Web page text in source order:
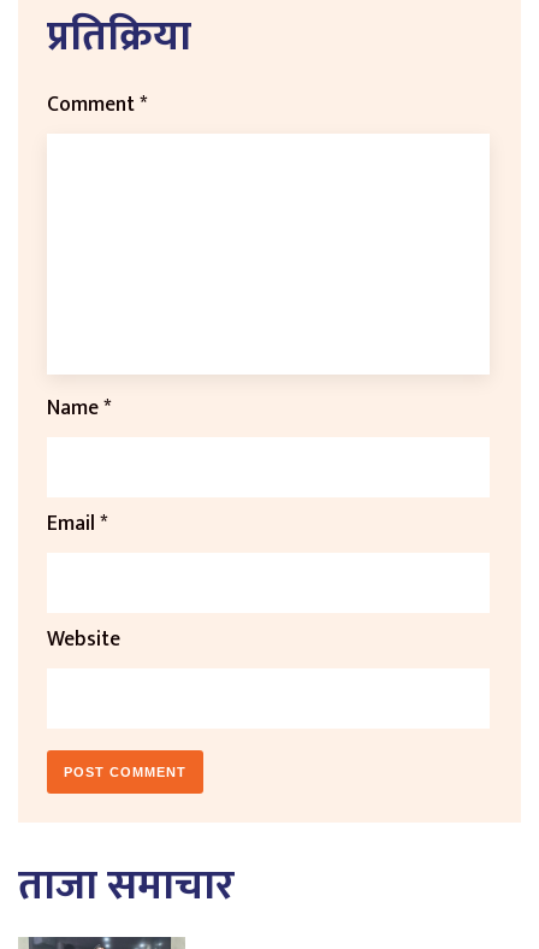
प्रतिक्रिया
Comment*
Name*
Email*
Website
ताजा समाचार